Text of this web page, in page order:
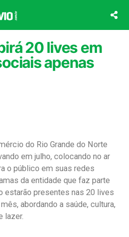
20 lives em
apenas
do Rio Grande do Norte
em julho, colocando no ar
o público em suas redes
da entidade que faz parte
estarão presentes nas 20 lives
abordando a saúde, cultura,
lazer.